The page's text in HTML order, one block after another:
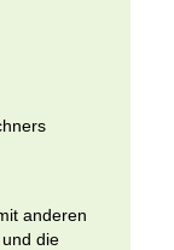
anderen
die